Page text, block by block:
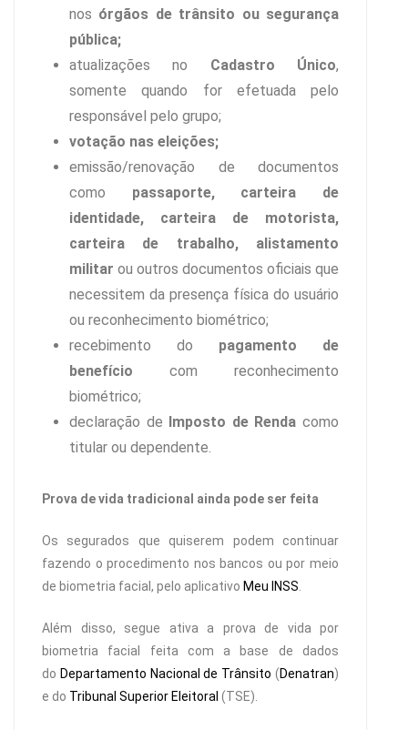
nos órgãos de trânsito ou segurança
pública;
atualizações no Cadastro Único,
somente quando for efetuada pelo
responsável pelo grupo;
votação nas eleições;
emissão/renovação de documentos
como passaporte, carteira de
identidade, carteira de motorista,
carteira de trabalho, alistamento
militar ou outros documentos oficiais que
necessitem da presença física do usuário
ou reconhecimento biométrico;
recebimento do pagamento de
benefício com reconhecimento
biométrico;
declaração de Imposto de Renda como
titular ou dependente.
Prova de vida tradicional ainda pode ser feita
Os segurados que quiserem podem continuar
fazendo o procedimento nos bancos ou por meio
de biometria facial, pelo aplicativo Meu INSS
Além disso, segue ativa a prova de vida por
biometria facial feita com a base de dados
do Departamento Nacional de Trânsito (Denatran)
e do Tribunal Superior Eleitoral (TSE).